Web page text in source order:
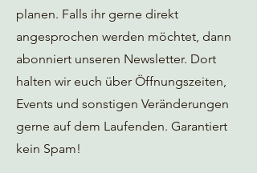
planen. Falls ihr gerne direkt
angesprochen werden möchtet, dann
abonniert unseren Newsletter. Dort
halten wir euch über Öffnungszeiten,
Events und sonstigen Veränderungen
gerne auf dem Laufenden. Garantiert
kein Spam!